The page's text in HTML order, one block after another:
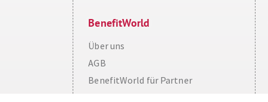
Cookie Consent plugin for the EU cookie law
BenefitWorld
Über uns
AGB
BenefitWorld für Partner